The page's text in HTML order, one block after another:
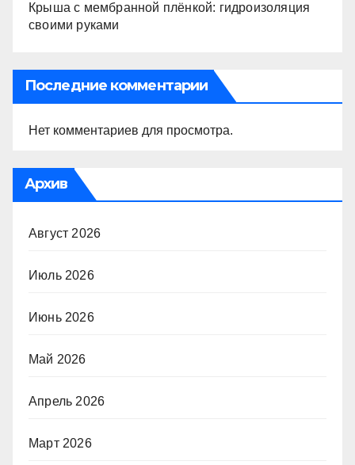
Крыша с мембранной плёнкой: гидроизоляция
своими руками
Последние комментарии
Нет комментариев для просмотра.
Архив
Август 2026
Июль 2026
Июнь 2026
Май 2026
Апрель 2026
Март 2026